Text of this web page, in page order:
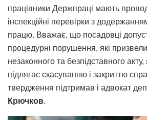
працівники Держпраці мають
інспекційні перевірки з
працю. Вважає, що посадовці
процедурні порушення, які
незаконного та безпідставного
підлягає скасуванню і закриттю
твердження підтримав і адвокат
Крючков.